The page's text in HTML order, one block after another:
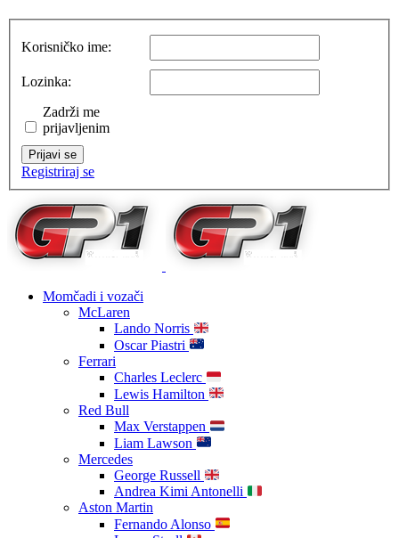
Korisničko ime:
Lozinka:
Zadrži me
prijavljenim
Prijavi se
Registriraj se
Momčadi i vozači
McLaren
Lando Norris
Oscar Piastri
Ferrari
Charles Leclerc
Lewis Hamilton
Red Bull
Max Verstappen
Liam Lawson
Mercedes
George Russell
Andrea Kimi Antonelli
Aston Martin
Fernando Alonso